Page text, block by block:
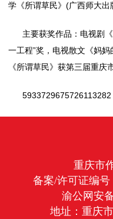
学《所谓草民》(广西师大出
主要获奖作品：电视剧
一工程”奖，电视散文《妈
《所谓草民》获第三届重庆
5933729675726113282
重庆市
备案/许可证编号
渝公网安
地址：重庆